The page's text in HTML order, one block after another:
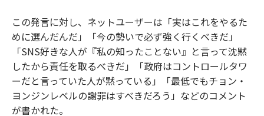
この発言に対し、ネットユーザーは「実はこれをやるた
めに選んだんだ」「今の勢いで必ず強く行くべきだ」
「SNS好きな人が『私の知ったことない』と言って沈黙
したから責任を取るべきだ」「政府はコントロールタワ
ーだと言っていた人が黙っている」「最低でもチョン・
ヨンジンレベルの謝罪はすべきだろう」などのコメント
が書かれた。